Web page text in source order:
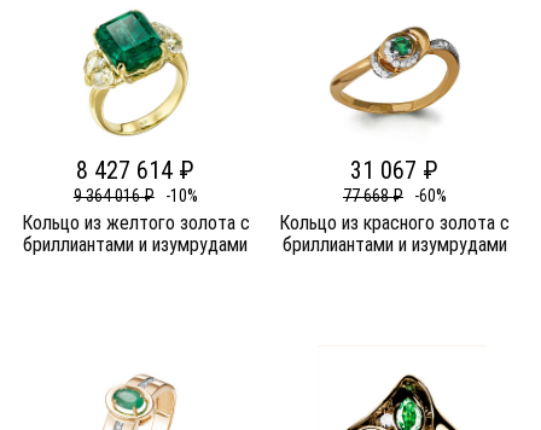
8 427 614 ₽
9 364 016 ₽ -10%
Кольцо из желтого золота c
бриллиантами и изумрудами
31 067 ₽
77 668 ₽ -60%
Кольцо из красного золота c
бриллиантами и изумрудами